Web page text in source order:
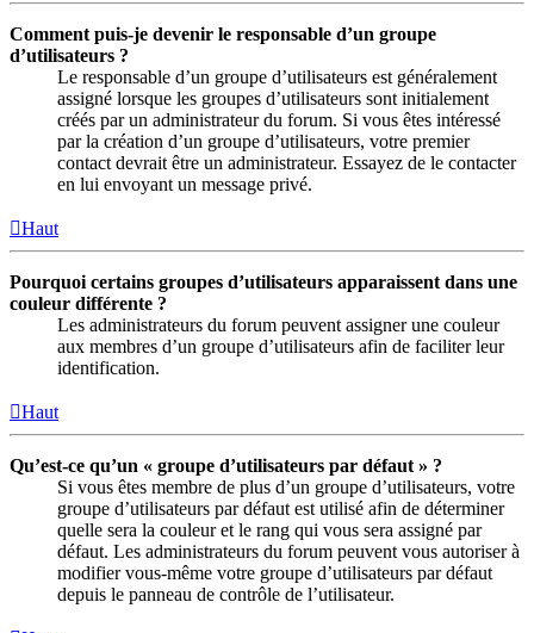
Comment puis-je devenir le responsable d’un groupe
d’utilisateurs ?
Le responsable d’un groupe d’utilisateurs est généralement
assigné lorsque les groupes d’utilisateurs sont initialement
créés par un administrateur du forum. Si vous êtes intéressé
par la création d’un groupe d’utilisateurs, votre premier
contact devrait être un administrateur. Essayez de le contacter
en lui envoyant un message privé.
Haut
Pourquoi certains groupes d’utilisateurs apparaissent dans une
couleur différente ?
Les administrateurs du forum peuvent assigner une couleur
aux membres d’un groupe d’utilisateurs afin de faciliter leur
identification.
Haut
Qu’est-ce qu’un « groupe d’utilisateurs par défaut » ?
Si vous êtes membre de plus d’un groupe d’utilisateurs, votre
groupe d’utilisateurs par défaut est utilisé afin de déterminer
quelle sera la couleur et le rang qui vous sera assigné par
défaut. Les administrateurs du forum peuvent vous autoriser à
modifier vous-même votre groupe d’utilisateurs par défaut
depuis le panneau de contrôle de l’utilisateur.